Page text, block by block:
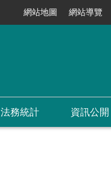
網站地圖 網站導覽
法務統計 資訊公開